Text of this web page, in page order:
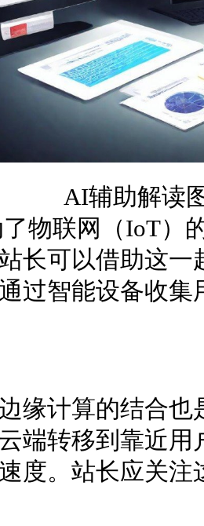
AI辅助解读
联网（IoT）
长可以借助这
过智能设备收
计算的结合也
端转移到靠近
度。站长应关